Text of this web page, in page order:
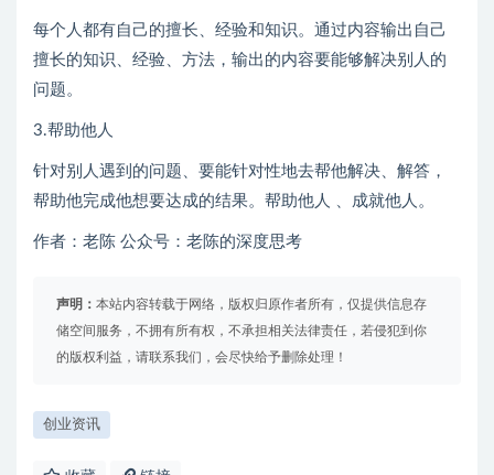
每个人都有自己的擅长、经验和知识。通过内容输出自己
擅长的知识、经验、方法，输出的内容要能够解决别人的
问题。
3.帮助他人
针对别人遇到的问题、要能针对性地去帮他解决、解答，
帮助他完成他想要达成的结果。帮助他人 、成就他人。
作者：老陈 公众号：老陈的深度思考
声明： 本站内容转载于网络，版权归原作者所有，仅提供信息存
储空间服务，不拥有所有权，不承担相关法律责任，若侵犯到你
的版权利益，请联系我们，会尽快给予删除处理！
创业资讯